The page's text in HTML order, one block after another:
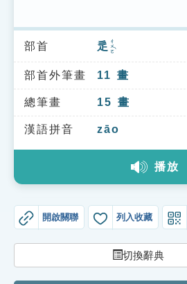
索引選單
知識索引
單字索引
生命大百科索引
部首 辵 ㄔㄨㄛˋ
部首外筆畫 11 畫
總筆畫 15 畫
漢語拼音 zāo
播放
開啟關聯 列入收藏
切換辭典